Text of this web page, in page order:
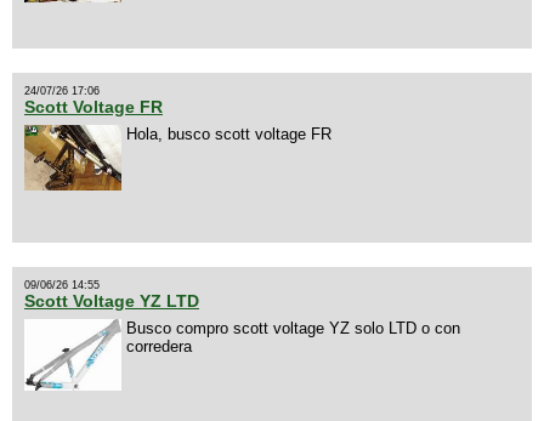
24/07/26 17:06
Scott Voltage FR
Hola, busco scott voltage FR
09/06/26 14:55
Scott Voltage YZ LTD
Busco compro scott voltage YZ solo LTD o con
corredera